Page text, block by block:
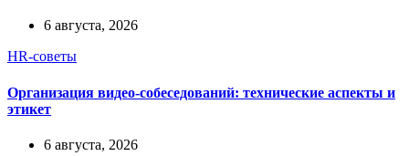
6 августа, 2026
HR-советы
Организация видео-собеседований: технические аспекты и
этикет
6 августа, 2026